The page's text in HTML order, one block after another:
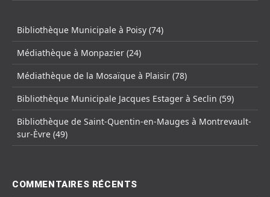
Bibliothèque Municipale à Poisy (74)
Médiathèque à Monpazier (24)
Médiathèque de la Mosaïque à Plaisir (78)
Bibliothèque Municipale Jacques Estager à Seclin (59)
Bibliothèque de Saint-Quentin-en-Mauges à Montrevault-
sur-Èvre (49)
COMMENTAIRES RÉCENTS